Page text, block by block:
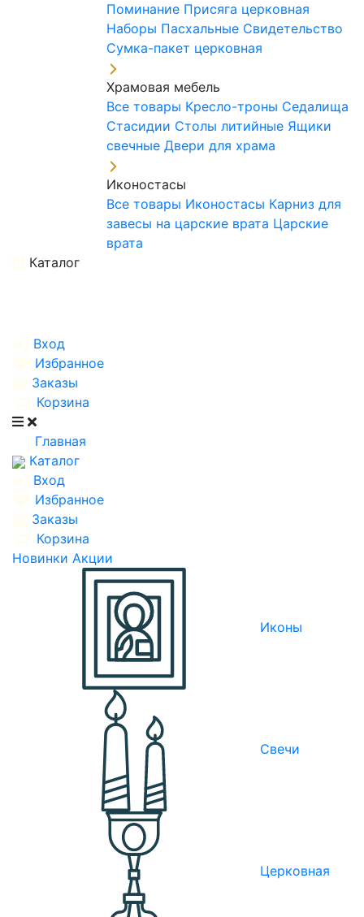
Поминание Присяга церковная
Наборы Пасхальные Свидетельство
Сумка-пакет церковная
Храмовая мебель
Все товары Кресло-троны Седалища
Стасидии Столы литийные Ящики
свечные Двери для храма
Иконостасы
Все товары Иконостасы Карниз для
завесы на царские врата Царские
врата
Каталог
Вход
Избранное
Заказы
Корзина
Главная
Каталог
Вход
Избранное
Заказы
Корзина
Новинки Акции
Иконы
Свечи
Церковная